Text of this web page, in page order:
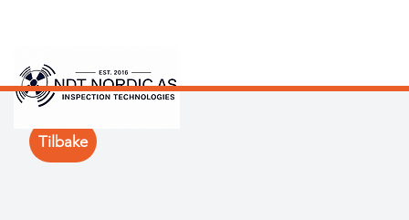
Tilbake